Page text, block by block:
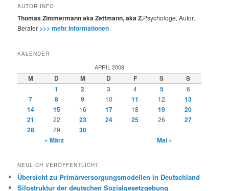
AUTOR-INFO
Thomas Zimmermann aka Zettmann, aka Z.Psychologe, Autor,
Berater >>> mehr Informationen
KALENDER
APRIL 2008
M D M D F S
S
1
2 3 4 5 6
7 8 9 10 11 12
13
14
15 16 17 18 19
20
21
22 23 24 25 26
27
28
29
30
« März
Mai »
NEULICH VERÖFFENTLICHT
Übersicht zu Primärversorgungsmodellen in Deutschland
Silostruktur der deutschen Sozialgesetzgebung